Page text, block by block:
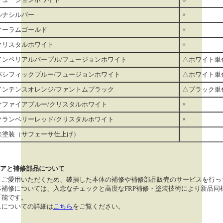
ナシルバー
×
ーラムゴールド
×
リスタルホワイト
×
ンペリアルパープル/フュージョンホワイト
△ホワイト単
シフィックブルー/フュージョンホワイト
△ホワイト単
ンテンスオレンジ/ファントムブラック
△ブラック単
ファイアブルー/クリスタルホワイト
×
ランベリーレッド/クリスタルホワイト
×
塗装（サフェーサ仕上げ）
と補修部品について
愛用いただくため、破損した本体の補修や補修部品販売のサービスを行っ
修については、入念なチェックと高度なFRP補修・塗装技術により新品同
です。
ついての詳細はこちら をご覧ください。